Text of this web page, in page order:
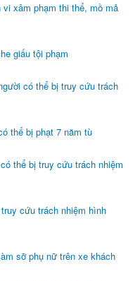
xâm phạm thi thể, mồ mả
giấu tội phạm
có thể bị truy cứu trách
thể bị phạt 7 năm tù
thể bị truy cứu trách nhiệm
cứu trách nhiệm hình
sỡ phụ nữ trên xe khách